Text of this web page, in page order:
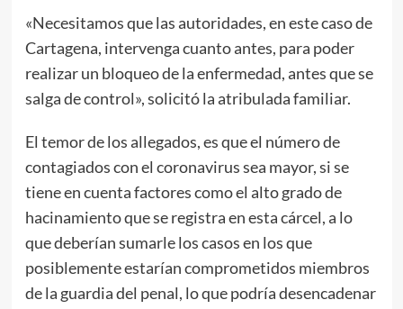
«Necesitamos que las autoridades, en este caso de
Cartagena, intervenga cuanto antes, para poder
realizar un bloqueo de la enfermedad, antes que se
salga de control», solicitó la atribulada familiar.
El temor de los allegados, es que el número de
contagiados con el coronavirus sea mayor, si se
tiene en cuenta factores como el alto grado de
hacinamiento que se registra en esta cárcel, a lo
que deberían sumarle los casos en los que
posiblemente estarían comprometidos miembros
de la guardia del penal, lo que podría desencadenar